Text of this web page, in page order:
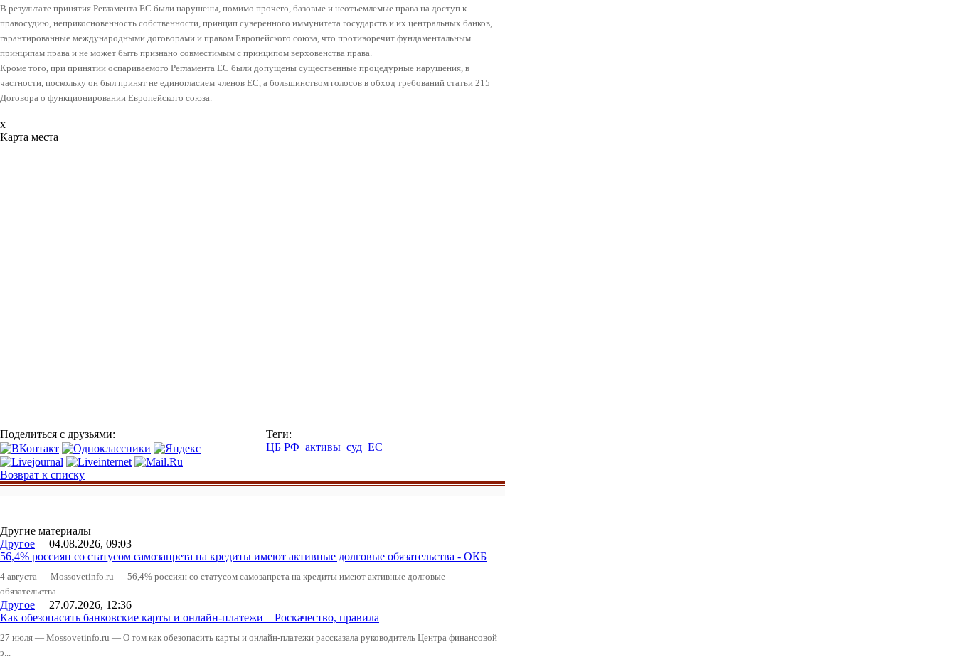
В результате принятия Регламента ЕС были нарушены, помимо прочего, базовые и неотъемлемые права на доступ к
правосудию, неприкосновенность собственности, принцип суверенного иммунитета государств и их центральных банков,
гарантированные международными договорами и правом Европейского союза, что противоречит фундаментальным
принципам права и не может быть признано совместимым с принципом верховенства права.
Кроме того, при принятии оспариваемого Регламента ЕС были допущены существенные процедурные нарушения, в
частности, поскольку он был принят не единогласием членов ЕС, а большинством голосов в обход требований статьи 215
Договора о функционировании Европейского союза.
x
Карта места
Поделиться с друзьями:
Теги:
ЦБ РФ активы суд ЕС
Возврат к списку
Другие материалы
Другое 04.08.2026, 09:03
56,4% россиян со статусом самозапрета на кредиты имеют активные долговые обязательства - ОКБ
4 августа — Mossovetinfo.ru — 56,4% россиян со статусом самозапрета на кредиты имеют активные долговые
обязательства. ...
Другое 27.07.2026, 12:36
Как обезопасить банковские карты и онлайн-платежи – Роскачество, правила
27 июля — Mossovetinfo.ru — О том как обезопасить карты и онлайн-платежи рассказала руководитель Центра финансовой
э...